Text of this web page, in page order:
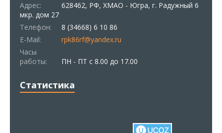
Адрес:
628462, РФ, ХМАО - Югра, г. Радужный 6
мкр. дом 27
Телефон:
8 (34668) 6 10 86
E-Mail:
rpk86rf@yandex.ru
Часы
работы:
ПН - ПТ с 8.00 до 17.00
Статистика